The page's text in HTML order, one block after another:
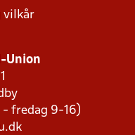
vilkår
Union
- fredag 9-16)